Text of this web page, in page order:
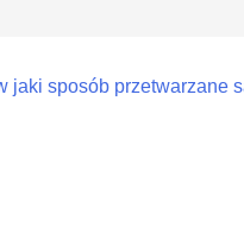
jaki sposób przetwarzane